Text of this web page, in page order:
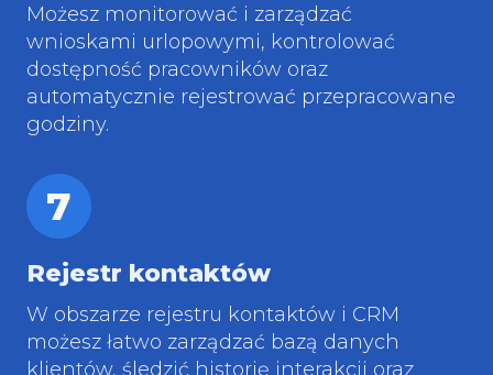
Możesz monitorować i zarządzać
wnioskami urlopowymi, kontrolować
dostępność pracowników oraz
automatycznie rejestrować przepracowane
godziny.
7
Rejestr kontaktów
W obszarze rejestru kontaktów i CRM
możesz łatwo zarządzać bazą danych
klientów, śledzić historię interakcji oraz